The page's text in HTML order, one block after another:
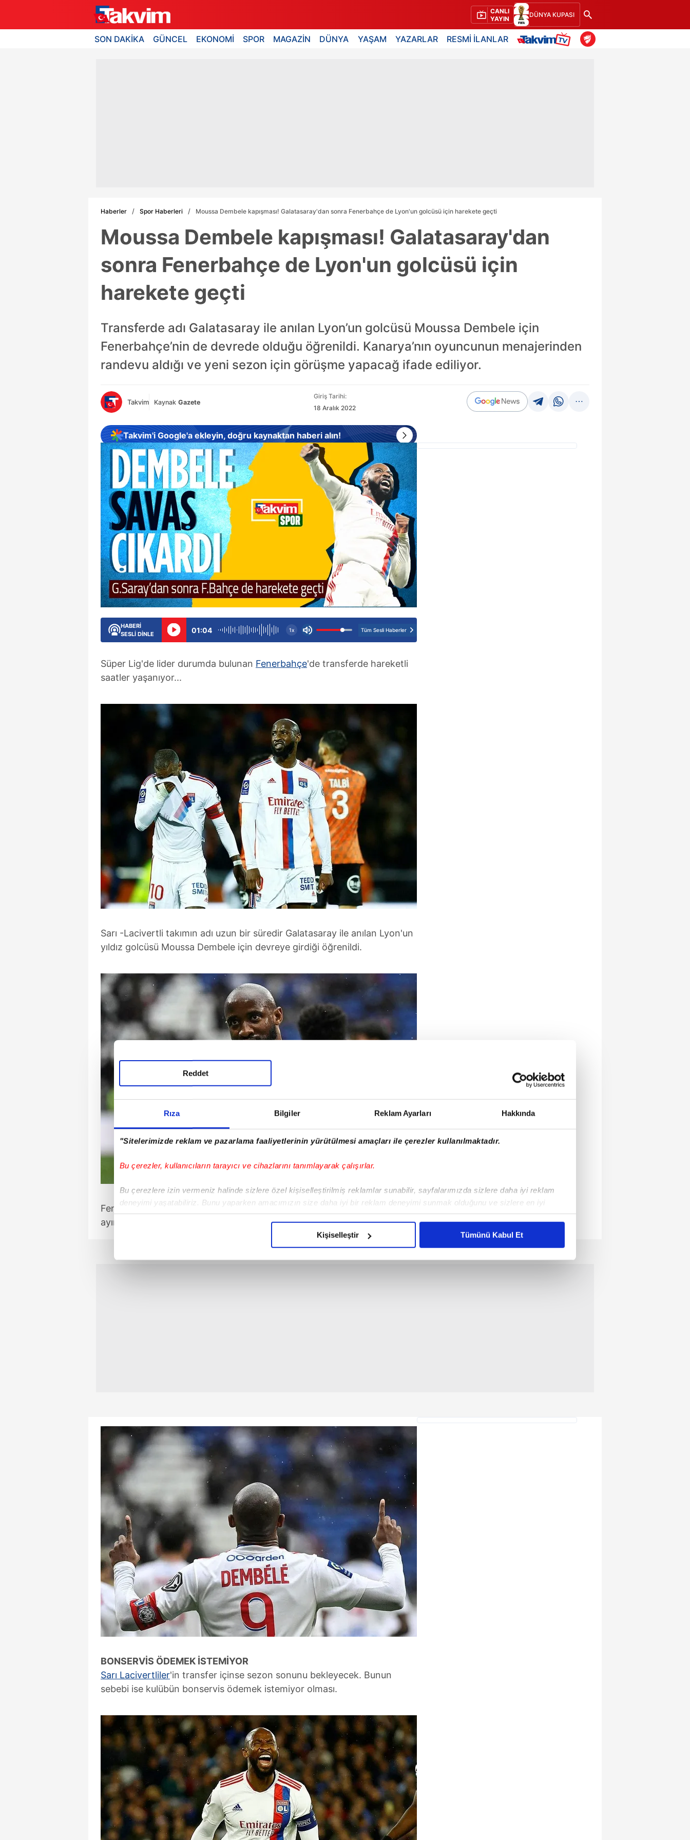
Rıza Bilgiler Reklam Ayarları Hakkında
"Sitelerimizde reklam ve pazarlama faaliyetlerinin yürütülmesi amaçları ile çerezler kullanılmaktadır.
Bu çerezler, kullanıcıların tarayıcı ve cihazlarını tanımlayarak çalışırlar.
Bu çerezlere izin vermeniz halinde sizlere özel kişiselleştirilmiş reklamlar sunabilir, sayfalarımızda sizlere daha iyi reklam
deneyimi yaşatabiliriz. Bunu yaparken amacımızın size daha iyi bir reklam deneyimi sunmak olduğunu ve sizlere en iyi
içerikleri sunabilmek adına elimizden gelen çabayı gösterdiğimizi ve bu noktada, reklamların maliyetlerimizi karşılamak
Reddet
Kişiselleştir Tümünü Kabul Et
CANLI
YAYIN
DÜNYA KUPASI
SON DAKİKA GÜNCEL EKONOMİ SPOR MAGAZİN DÜNYA YAŞAM YAZARLAR RESMİ İLANLAR
Haberler Spor Haberleri Moussa Dembele kapışması! Galatasaray'dan sonra Fenerbahçe de Lyon'un golcüsü için harekete geçti
Moussa Dembele kapışması! Galatasaray'dan
sonra Fenerbahçe de Lyon'un golcüsü için
harekete geçti
Transferde adı Galatasaray ile anılan Lyon’un golcüsü Moussa Dembele için
Fenerbahçe’nin de devrede olduğu öğrenildi. Kanarya’nın oyuncunun menajerinden
randevu aldığı ve yeni sezon için görüşme yapacağ ifade ediliyor.
Takvim Kaynak Gazete
Giriş Tarihi:
18 Aralık 2022
Takvim'i Google'a ekleyin, doğru kaynaktan haberi alın!
HABERİ
SESLİ DİNLE
01:04 1x Tüm Sesli Haberler
Süper Lig'de lider durumda bulunan Fenerbahçe'de transferde hareketli
saatler yaşanıyor...
Sarı -Lacivertli takımın adı uzun bir süredir Galatasaray ile anılan Lyon'un
yıldız golcüsü Moussa Dembele için devreye girdiği öğrenildi.
Fenerbahçe'nin, Fransız forvetin menajeri Makan Fofana'dan ocak
ayında görüşmek üzere randevu talep ettiği belirtildi.
BONSERVİS ÖDEMEK İSTEMİYOR
Sarı Lacivertliler'in transfer içinse sezon sonunu bekleyecek. Bunun
sebebi ise kulübün bonservis ödemek istemiyor olması.